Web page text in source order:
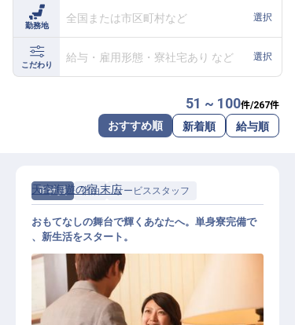
よくある質問
ホテル・宿泊業界情報コラム
転職サポートに申し込む
勤務地
全国または市区町村など 選択
こだわり
給与・雇用形態・寮社宅あり など 選択
51 ~ 100件/267件
おすすめ順 新着順 給与順
正社員 宿泊 サービススタッフ
天空海遊の宿 末広
おもてなしの舞台で輝くあなたへ。単身寮完備で
、新生活をスタート。